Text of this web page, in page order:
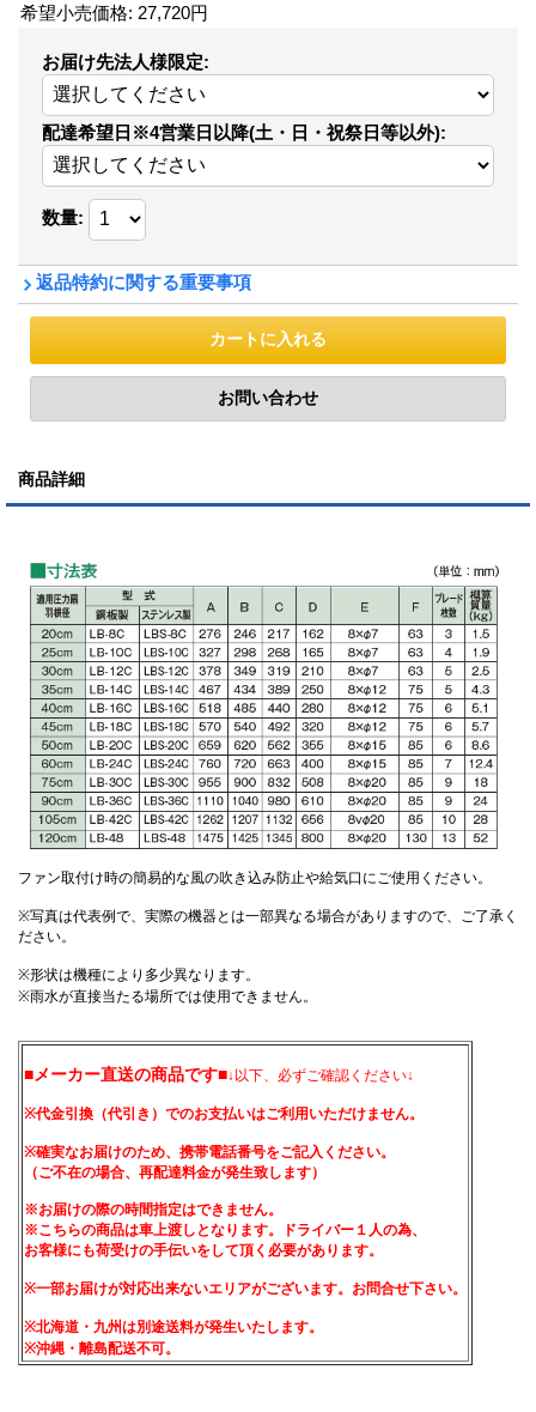
希望小売価格: 27,720円
お届け先法人様限定:
配達希望日※4営業日以降(土・日・祝祭日等以外):
数量:
返品特約に関する重要事項
商品詳細
ファン取付け時の簡易的な風の吹き込み防止や給気口にご使用ください。
※写真は代表例で、実際の機器とは一部異なる場合がありますので、ご了承く
ださい。
※形状は機種により多少異なります。
※雨水が直接当たる場所では使用できません。
■メーカー直送の商品です■↓以下、必ずご確認ください↓
※代金引換（代引き）でのお支払いはご利用いただけません。
※確実なお届けのため、携帯電話番号をご記入ください。
（ご不在の場合、再配達料金が発生致します）
※お届けの際の時間指定はできません。
※こちらの商品は車上渡しとなります。ドライバー１人の為、
お客様にも荷受けの手伝いをして頂く必要があります。
※一部お届けが対応出来ないエリアがございます。お問合せ下さい。
※北海道・九州は別途送料が発生いたします。
※沖縄・離島配送不可。